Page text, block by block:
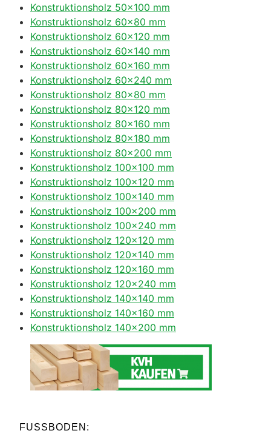
Konstruktionsholz 50×100 mm
Konstruktionsholz 60×80 mm
Konstruktionsholz 60×120 mm
Konstruktionsholz 60×140 mm
Konstruktionsholz 60×160 mm
Konstruktionsholz 60×240 mm
Konstruktionsholz 80×80 mm
Konstruktionsholz 80×120 mm
Konstruktionsholz 80×160 mm
Konstruktionsholz 80×180 mm
Konstruktionsholz 80×200 mm
Konstruktionsholz 100×100 mm
Konstruktionsholz 100×120 mm
Konstruktionsholz 100×140 mm
Konstruktionsholz 100×200 mm
Konstruktionsholz 100×240 mm
Konstruktionsholz 120×120 mm
Konstruktionsholz 120×140 mm
Konstruktionsholz 120×160 mm
Konstruktionsholz 120×240 mm
Konstruktionsholz 140×140 mm
Konstruktionsholz 140×160 mm
Konstruktionsholz 140×200 mm
FUSSBODEN: